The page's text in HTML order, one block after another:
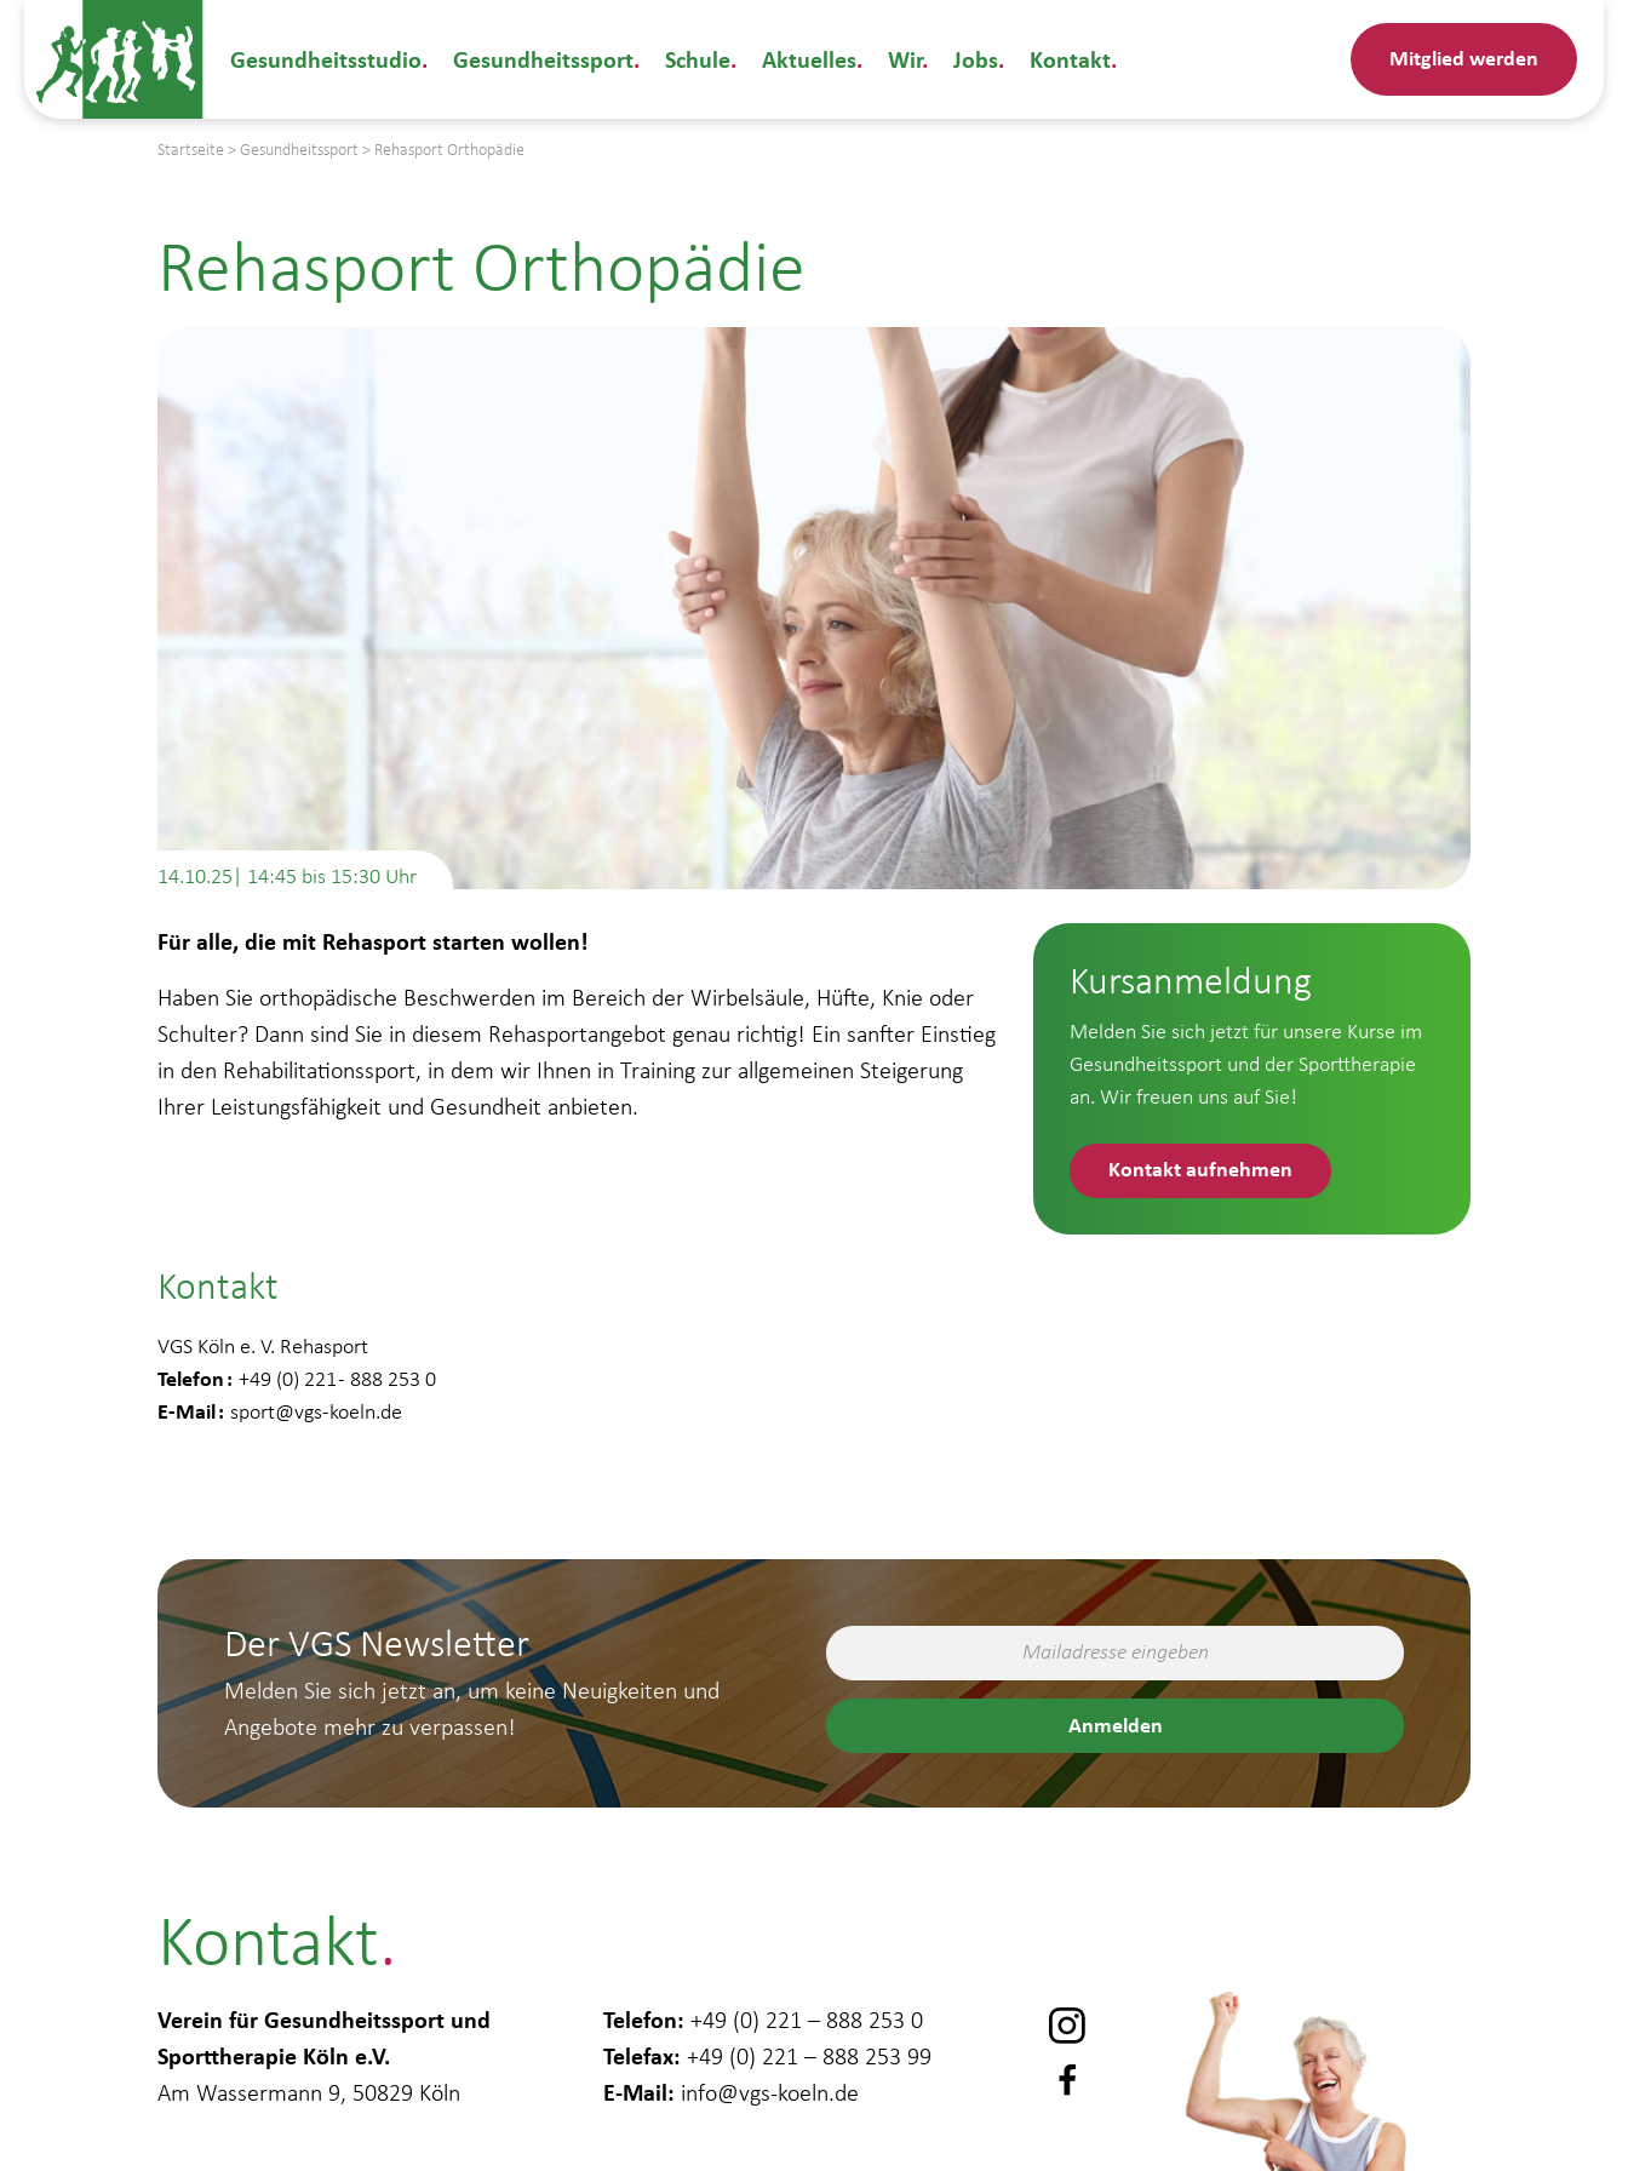
Gesundheitsstudio Gesundheitssport Schule Aktuelles Wir Jobs Kontakt Mitglied werden
Startseite > Gesundheitssport > Rehasport Orthopädie
Rehasport Orthopädie
14.10.25| 14:45 bis 15:30
Für alle, die mit Rehasport starten wollen!
Haben Sie orthopädische Beschwerden im Bereich der Wirbelsäule, Hüfte, Knie oder
Schulter? Dann sind Sie in diesem Rehasportangebot genau richtig! Ein sanfter Einstieg
in den Rehabilitationssport, in dem wir Ihnen in Training zur allgemeinen Steigerung
Ihrer Leistungsfähigkeit und Gesundheit anbieten.
Kursanmeldung
Melden Sie sich jetzt für unsere Kurse im
Gesundheitssport und der Sporttherapie
an. Wir freuen uns auf Sie!
Kontakt aufnehmen
Kontakt
VGS Köln e. V. Rehasport
Telefon +49 (0) 221 - 888 253 0
E-Mail sport@vgs-koeln.de
Der VGS Newsletter
Melden Sie sich jetzt an, um keine Neuigkeiten und
Angebote mehr zu verpassen!
Kontakt
Verein für Gesundheitssport und
Sporttherapie Köln e.V.
Am Wassermann 9, 50829 Köln
Telefon: +49 (0) 221 – 888 253 0
Telefax: +49 (0) 221 – 888 253 99
E-Mail: info@vgs-koeln.de